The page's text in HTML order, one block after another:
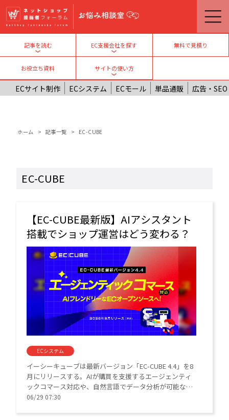
メインコンテンツに移動
記事を読む
Toggle submenu
EC支援会社を探す
Toggle submenu
無料で見積り
お役立ち資料
サイトの使い方
Toggle submenu
ECサイト制作 ECシステム ECモール 単品通販 広告・SEO
パンくず
ホーム 記事一覧 EC-CUBE
EC-CUBE
【EC-CUBE最新版】AIアシスタント
搭載でショップ運営はどう変わる？
ECシステム
イーシーキューブは最新バージョン「EC-CUBE 4.4」を8
月にリリースする。AIが購買を支援するエージェンティ
ックコマース対応や、自然言語でデータ分析が可能な店
舗運営支援AIアシスタント機能を搭載する。
06/29 07:30